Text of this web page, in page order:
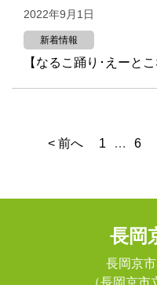
2022年9月1日
新着情報
【なるこ踊り･えーと
< 前へ 1 … 6
長岡
長岡京
（長岡京市